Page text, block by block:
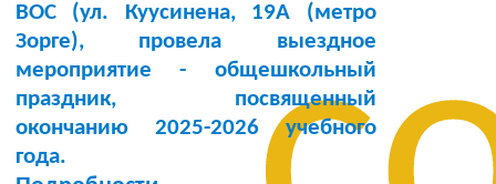
BOC (ул. Куусинена, 19А (метро
Зорге), провела выездное
мероприятие - общешкольный
праздник, посвященный
окончанию 2025-2026 учебного
года.